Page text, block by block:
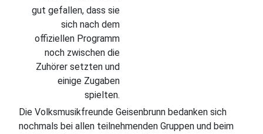
gut gefallen, dass sie
sich nach dem
offiziellen Programm
noch zwischen die
Zuhörer setzten und
einige Zugaben
spielten.
Die Volksmusikfreunde Geisenbrunn bedanken sich
nochmals bei allen teilnehmenden Gruppen und beim